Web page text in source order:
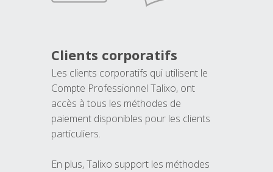
Clients corporatifs
Les clients corporatifs qui utilisent le
Compte Professionnel Talixo, ont
accès à tous les méthodes de
paiement disponibles pour les clients
particuliers.
En plus, Talixo support les méthodes